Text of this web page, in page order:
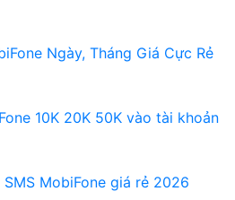
Ngày, Tháng Giá Cực Rẻ
10K 20K 50K vào tài khoản
MobiFone giá rẻ 2026